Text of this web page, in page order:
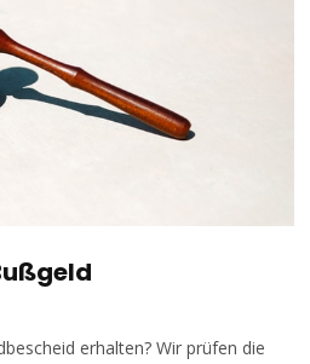
erhalten? Wir prüfen die